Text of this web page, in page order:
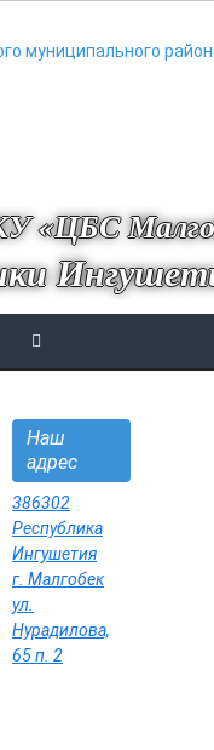
«ЦБС
Наш
адрес
386302
Республика
Ингушетия
г. Малгобек
ул.
Нурадилова,
65 п. 2